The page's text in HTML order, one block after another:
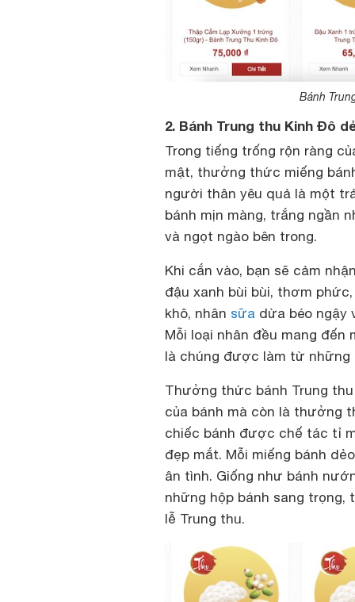
Bánh
2. Bánh Trung thu Kinh Đô
Trong tiếng trống rộn ràng
mật, thưởng thức miếng
người thân yêu quả là một
bánh mịn màng, trắng ngần
và ngọt ngào bên trong.
Khi cắn vào, bạn sẽ cảm
đậu xanh bùi bùi, thơm
khô, nhân sữa dừa béo ngậy
Mỗi loại nhân đều mang
là chúng được làm từ
Thưởng thức bánh Trung
của bánh mà còn là thưởng
chiếc bánh được chế tác tỉ
đẹp mắt. Mỗi miếng bánh
ân tình. Giống như bánh
những hộp bánh sang
lễ Trung thu.